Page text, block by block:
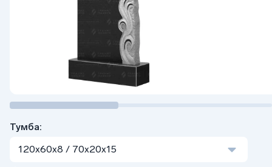
Тумба:
120x60x8 / 70x20x15